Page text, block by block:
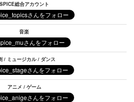
SPICE総合アカウント
音楽
/ ミュージカル / ダンス
アニメ / ゲーム